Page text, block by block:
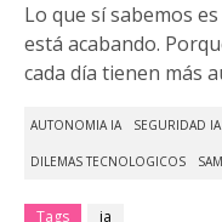
Lo que sí sabemos
está acabando.
cada día tienen más
AUTONOMIA IA SEGURIDAD IA
DILEMAS TECNOLOGICOS
Tags ia